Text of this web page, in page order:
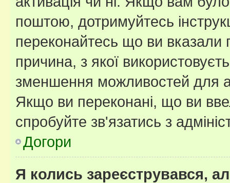
поштою, дотримуйтесь
переконайтесь що ви
причина, з якої
зменшення можливостей для
Якщо ви переконані, що ви
спробуйте зв'язатись з
Догори
Я колись зареєструвався,